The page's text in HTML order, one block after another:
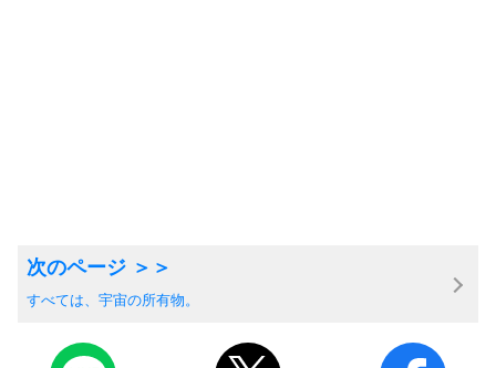
すべては、宇宙の所有物。